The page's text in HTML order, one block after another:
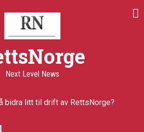
Next Level News
bidra litt til drift av RettsNorge?